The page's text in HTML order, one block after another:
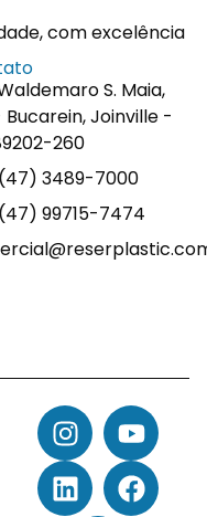
com excelência
S. Maia,
Bucarein, Joinville -
260
3489-7000
99715-7474